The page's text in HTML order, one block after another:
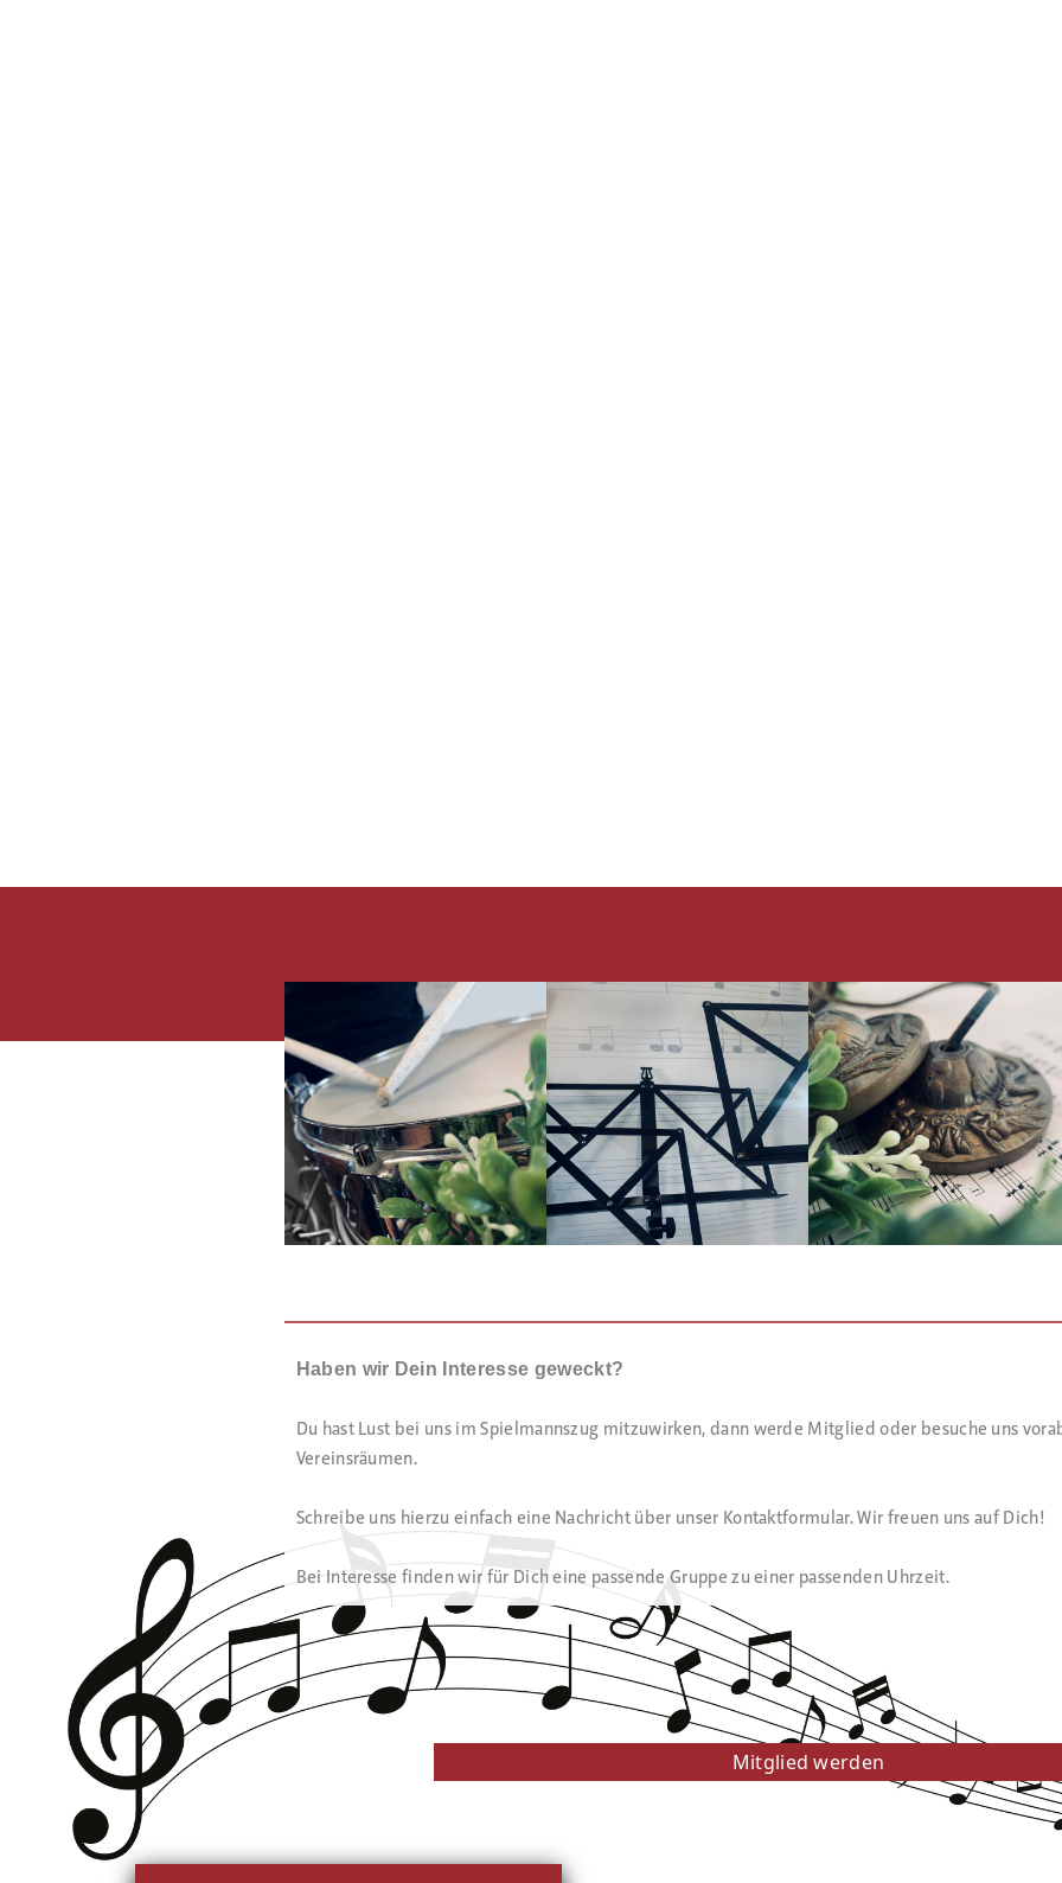
Haben wir Dein Interesse geweckt?
Du hast Lust bei uns im Spielmannszug mitzuwirken, dann werde Mitglied oder besuche uns
Vereinsräumen.
Schreibe uns hierzu einfach eine Nachricht über unser Kontaktformular. Wir freuen uns auf Dich!
Bei Interesse finden wir für Dich eine passende Gruppe zu einer passenden Uhrzeit.
Mitglied werden